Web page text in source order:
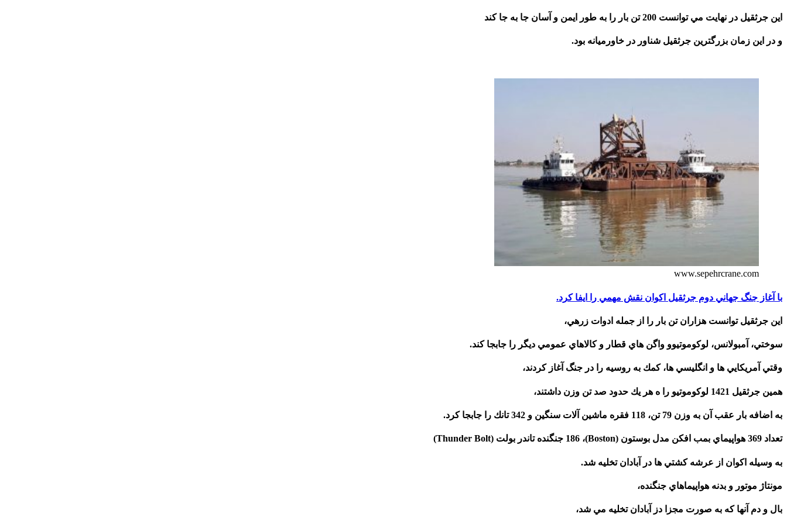
اين جرثقيل در نهايت مي توانست 200 تن بار را به طور ايمن و آسان جا به جا كند
و در اين زمان بزرگترين جرثقيل شناور در خاورميانه بود.
www.sepehrcrane.com
با آغاز جنگ جهاني دوم جرثقيل اكوان نقش مهمي را ايفا كرد.
اين جرثقيل توانست هزاران تن بار را از جمله ادوات زرهي،
سوختي، آمبولانس، لوكوموتيوو واگن هاي قطار و كالاهاي عمومي ديگر را جابجا كند.
وقتي آمريكايي ها و انگليسي ها، كمك به روسيه را در جنگ آغاز كردند،
همين جرثقيل 1421 لوكوموتيو را ه هر يك حدود صد تن وزن داشتند،
به اضافه بار عقب آن به وزن 79 تن، 118 فقره ماشين آلات سنگين و 342 تانك را جابجا كرد.
تعداد 369 هواپيماي بمب افكن مدل بوستون (Boston)، 186 جنگنده تاندر بولت (Thunder Bolt)
به وسيله اكوان از عرشه كشتي ها در آبادان تخليه شد.
مونتاژ موتور و بدنه هواپيماهاي جنگنده،
بال و دم آنها كه به صورت مجزا دز آبادان تخليه مي شد،